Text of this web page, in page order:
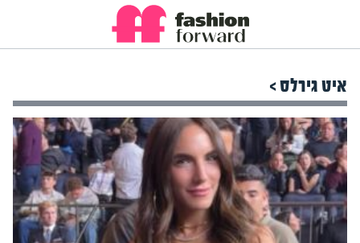
איט גירלס >